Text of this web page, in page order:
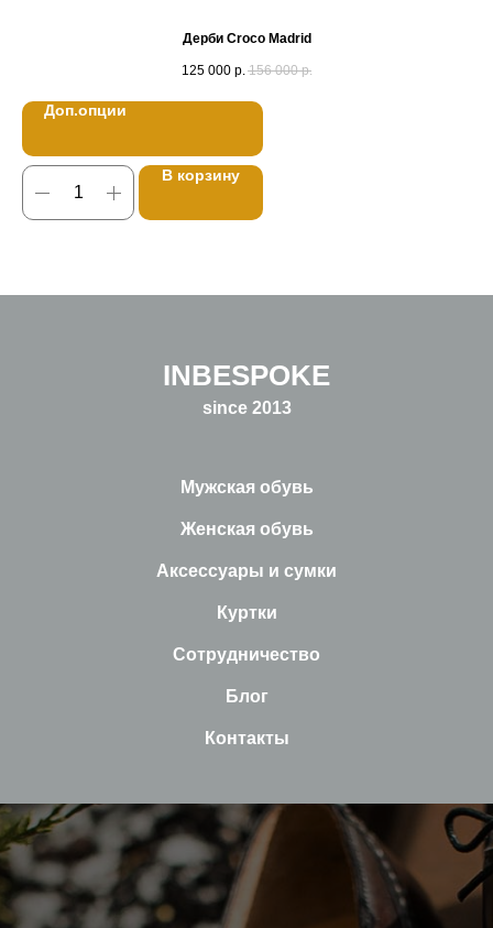
Дерби Croco Madrid
125 000 р. 156 000 р.
Доп.опции
В корзину
INBESPOKE
since 2013
Мужская обувь
Женская обувь
Аксессуары и сумки
Куртки
Сотрудничество
Блог
Контакты